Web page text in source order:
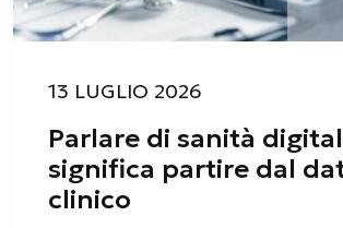
13 LUGLIO 2026
Parlare di sanità
significa partire dal
clinico